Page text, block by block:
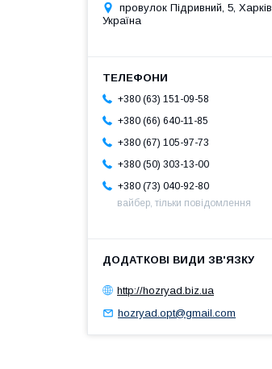
провулок Підривний, 5, Харків,
Україна
+380 (63) 151-09-58
+380 (66) 640-11-85
+380 (67) 105-97-73
+380 (50) 303-13-00
+380 (73) 040-92-80
вайбер, тільки повідомлення
http://hozryad.biz.ua
hozryad.opt@gmail.com